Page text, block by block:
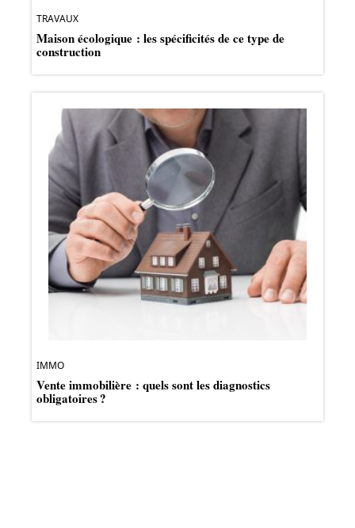
TRAVAUX
Maison écologique : les spécificités de ce type de
construction
IMMO
Vente immobilière : quels sont les diagnostics
obligatoires ?